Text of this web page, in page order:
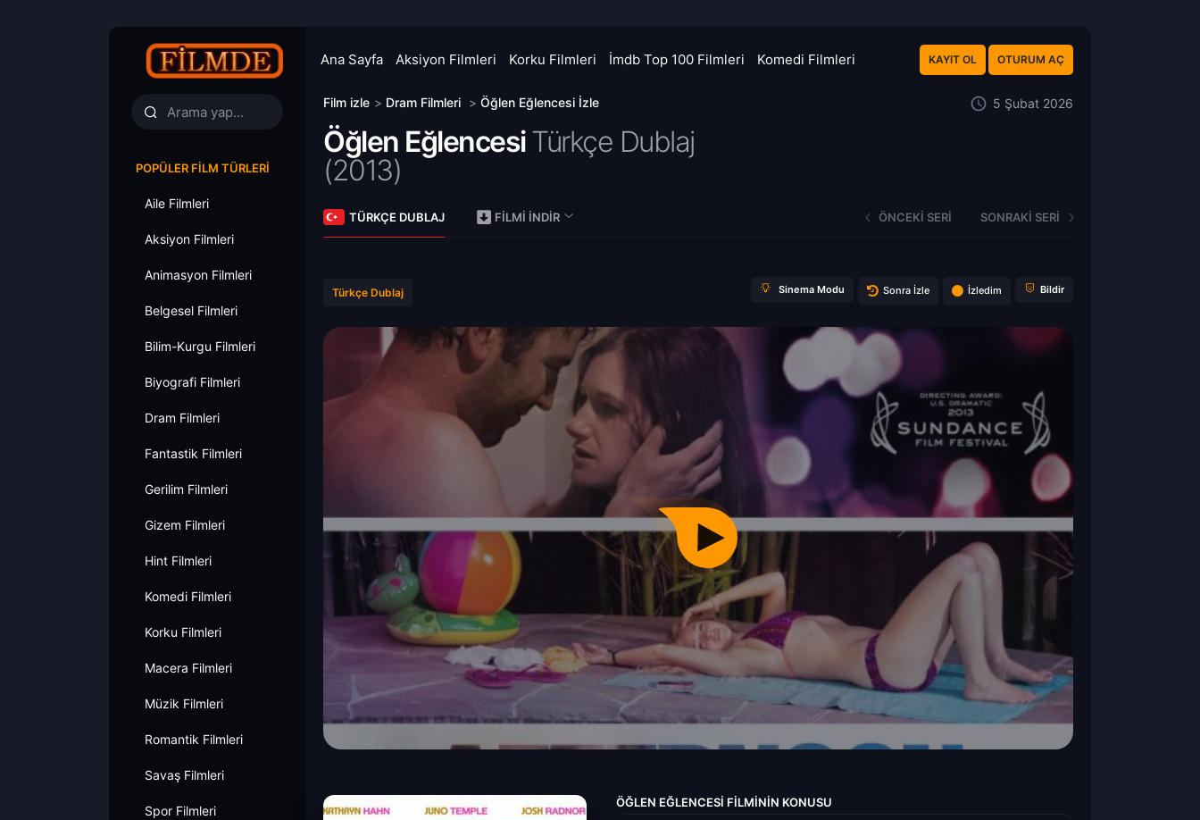
Ana Sayfa Aksiyon Filmleri Korku Filmleri İmdb Top 100 Filmleri Komedi Filmleri KAYIT OL OTURUM AÇ
POPÜLER FILM TÜRLERI
Aile Filmleri
Aksiyon Filmleri
Animasyon Filmleri
Belgesel Filmleri
Bilim-Kurgu Filmleri
Biyografi Filmleri
Dram Filmleri
Fantastik Filmleri
Gerilim Filmleri
Gizem Filmleri
Hint Filmleri
Komedi Filmleri
Korku Filmleri
Macera Filmleri
Müzik Filmleri
Romantik Filmleri
Savaş Filmleri
Spor Filmleri
Film izle > Dram Filmleri > Öğlen Eğlencesi İzle 5 Şubat 2026
Öğlen EğlencesiTürkçe Dublaj
(2013)
TÜRKÇE DUBLAJ FILMI İNDIR ÖNCEKI SERI SONRAKI SERI
Türkçe Dublaj Sinema Modu Sonra İzle İzledim Bildir
ÖĞLEN EĞLENCESI FILMININ KONUSU